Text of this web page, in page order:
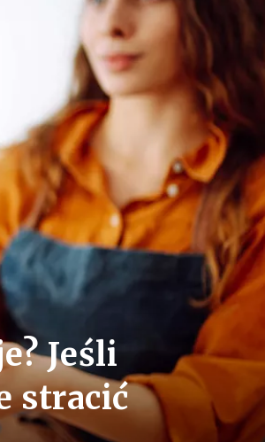
Jeśli
stracić